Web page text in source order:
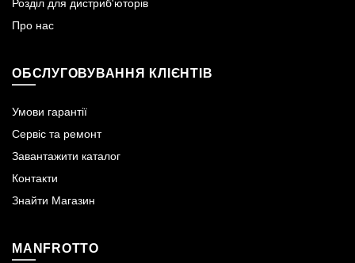
Розділ для дистриб'юторів
Про нас
ОБСЛУГОВУВАННЯ КЛІЄНТІВ
Умови гарантії
Сервіс та ремонт
Завантажити каталог
Контакти
Знайти Магазин
MANFROTTO